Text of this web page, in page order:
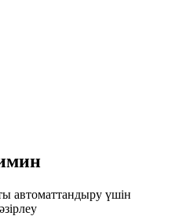
автоматтандыру үшін